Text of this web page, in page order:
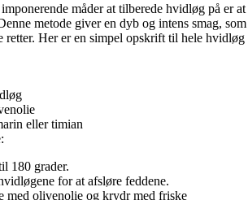
måder at tilberede hvidløg på er at
metode giver en dyb og intens smag, som
retter. Her er en simpel opskrift til hele hvidløg
eller timian
180 grader.
for at afsløre feddene.
med olivenolie og krydr med friske